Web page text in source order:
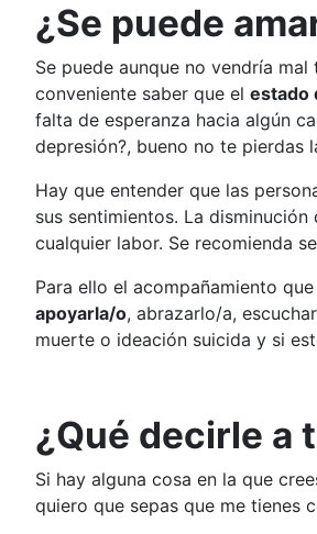
¿Se puede
Se puede aunque no vendría
conveniente saber que el estado
falta de esperanza hacia algún
depresión?, bueno no te pierdas
Hay que entender que las
sus sentimientos. La
cualquier labor. Se recomienda
Para ello el acompañamiento
apoyarla/o, abrazarlo/a,
muerte o ideación suicida y si
¿Qué decirle a
Si hay alguna cosa en la que
quiero que sepas que me tienes